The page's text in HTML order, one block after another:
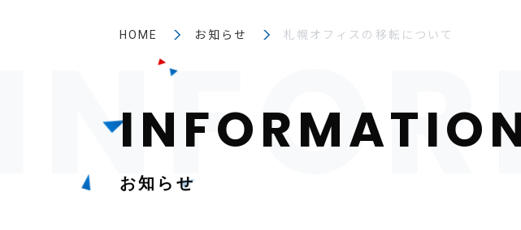
HOME お知らせ 札幌オフィスの移転について
お知らせ